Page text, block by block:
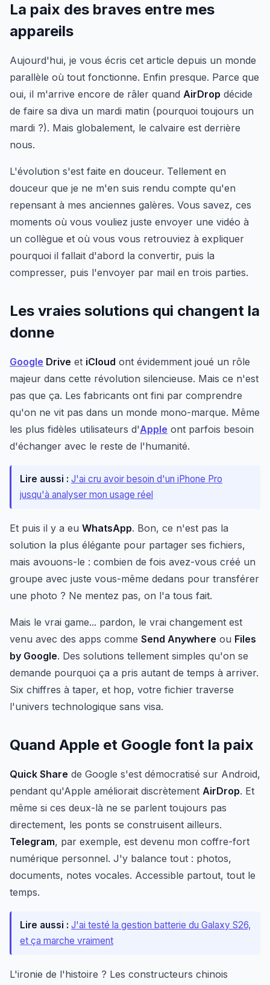
La paix des braves entre mes
appareils
Aujourd'hui, je vous écris cet article depuis un monde
parallèle où tout fonctionne. Enfin presque. Parce que
oui, il m'arrive encore de râler quand AirDrop décide
de faire sa diva un mardi matin (pourquoi toujours un
mardi ?). Mais globalement, le calvaire est derrière
nous.
L'évolution s'est faite en douceur. Tellement en
douceur que je ne m'en suis rendu compte qu'en
repensant à mes anciennes galères. Vous savez, ces
moments où vous vouliez juste envoyer une vidéo à
un collègue et où vous vous retrouviez à expliquer
pourquoi il fallait d'abord la convertir, puis la
compresser, puis l'envoyer par mail en trois parties.
Les vraies solutions qui changent la
donne
Google Drive et iCloud ont évidemment joué un rôle
majeur dans cette révolution silencieuse. Mais ce n'est
pas que ça. Les fabricants ont fini par comprendre
qu'on ne vit pas dans un monde mono-marque. Même
les plus fidèles utilisateurs d'Apple ont parfois besoin
d'échanger avec le reste de l'humanité.
Lire aussi : J'ai cru avoir besoin d'un iPhone Pro
jusqu'à analyser mon usage réel
Et puis il y a eu WhatsApp. Bon, ce n'est pas la
solution la plus élégante pour partager ses fichiers,
mais avouons-le : combien de fois avez-vous créé un
groupe avec juste vous-même dedans pour transférer
une photo ? Ne mentez pas, on l'a tous fait.
Mais le vrai game... pardon, le vrai changement est
venu avec des apps comme Send Anywhere ou Files
by Google. Des solutions tellement simples qu'on se
demande pourquoi ça a pris autant de temps à arriver.
Six chiffres à taper, et hop, votre fichier traverse
l'univers technologique sans visa.
Quand Apple et Google font la paix
Quick Share de Google s'est démocratisé sur Android,
pendant qu'Apple améliorait discrètement AirDrop. Et
même si ces deux-là ne se parlent toujours pas
directement, les ponts se construisent ailleurs.
Telegram, par exemple, est devenu mon coffre-fort
numérique personnel. J'y balance tout : photos,
documents, notes vocales. Accessible partout, tout le
temps.
Lire aussi : J'ai testé la gestion batterie du Galaxy S26,
et ça marche vraiment
L'ironie de l'histoire ? Les constructeurs chinois